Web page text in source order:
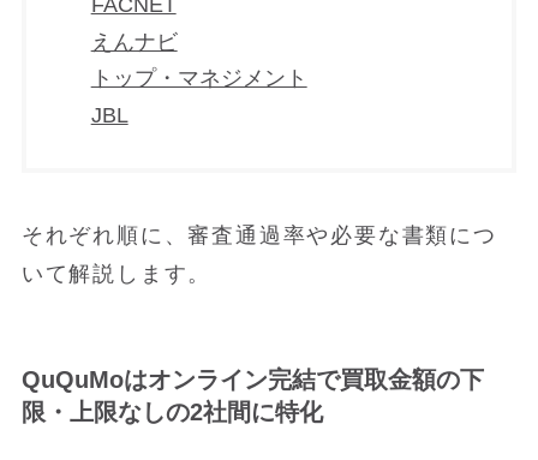
FACNET
えんナビ
トップ・マネジメント
JBL
それぞれ順に、審査通過率や必要な書類につ
いて解説します。
QuQuMoはオンライン完結で買取金額の下
限・上限なしの2社間に特化